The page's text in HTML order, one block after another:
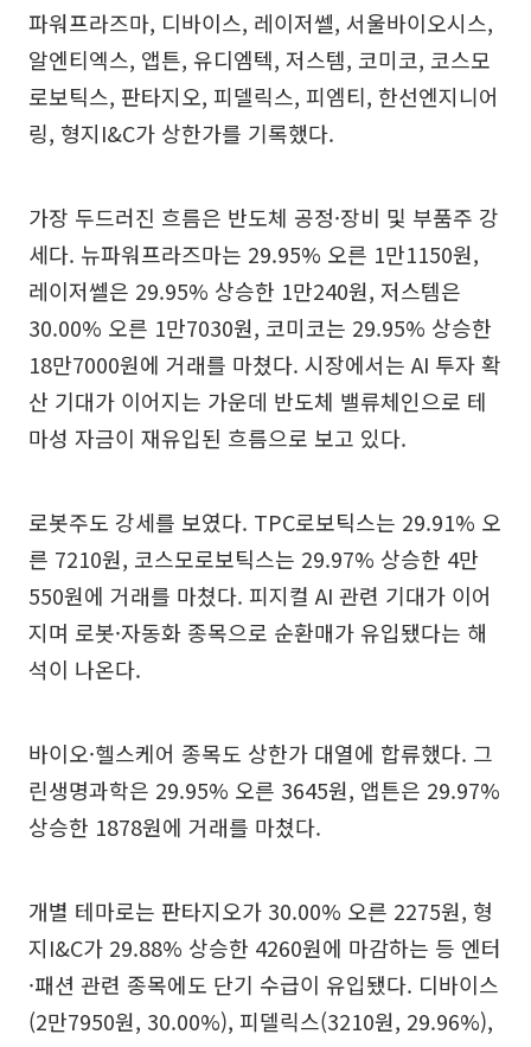
파워프라즈마, 디바이스, 레이저쎌, 서울바이오시스,
알엔티엑스, 앱튼, 유디엠텍, 저스템, 코미코, 코스모
로보틱스, 판타지오, 피델릭스, 피엠티, 한선엔지니어
링, 형지I&C가 상한가를 기록했다.
가장 두드러진 흐름은 반도체 공정·장비 및 부품주 강
세다. 뉴파워프라즈마는 29.95% 오른 1만1150원,
레이저쎌은 29.95% 상승한 1만240원, 저스템은
30.00% 오른 1만7030원, 코미코는 29.95% 상승한
18만7000원에 거래를 마쳤다. 시장에서는 AI 투자 확
산 기대가 이어지는 가운데 반도체 밸류체인으로 테
마성 자금이 재유입된 흐름으로 보고 있다.
로봇주도 강세를 보였다. TPC로보틱스는 29.91% 오
른 7210원, 코스모로보틱스는 29.97% 상승한 4만
550원에 거래를 마쳤다. 피지컬 AI 관련 기대가 이어
지며 로봇·자동화 종목으로 순환매가 유입됐다는 해
석이 나온다.
바이오·헬스케어 종목도 상한가 대열에 합류했다. 그
린생명과학은 29.95% 오른 3645원, 앱튼은 29.97%
상승한 1878원에 거래를 마쳤다.
개별 테마로는 판타지오가 30.00% 오른 2275원, 형
지I&C가 29.88% 상승한 4260원에 마감하는 등 엔터
·패션 관련 종목에도 단기 수급이 유입됐다. 디바이스
(2만7950원, 30.00%), 피델릭스(3210원, 29.96%),